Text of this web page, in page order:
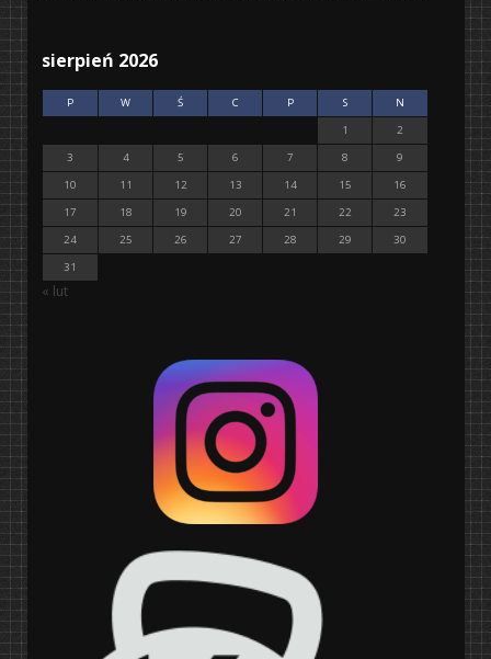
sierpień 2026
P W Ś C P S
N
1
2
3
4 5 6 7 8
9
10
11 12 13 14 15
16
17
18 19 20 21 22
23
24
25 26 27 28 29
30
31
« lut